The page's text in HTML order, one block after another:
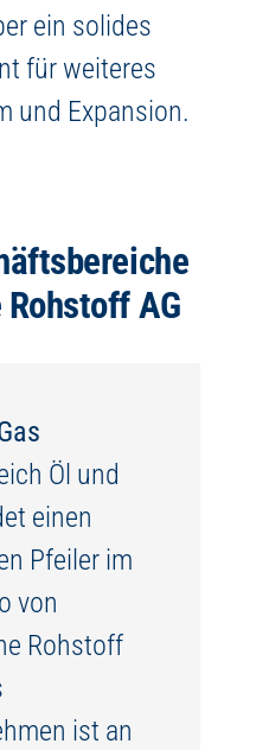
ein solides
für weiteres
und Expansion.
AG
Öl und
einen
Pfeiler im
von
Rohstoff
ist an